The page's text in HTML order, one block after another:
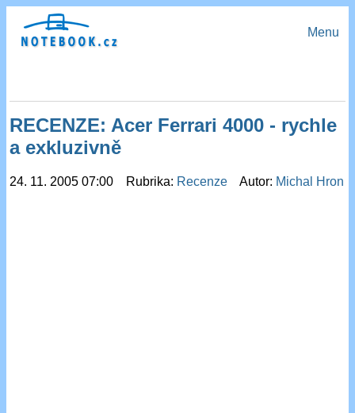
Menu
RECENZE: Acer Ferrari 4000 - rychle
a exkluzivně
24. 11. 2005 07:00 Rubrika: Recenze Autor: Michal Hron